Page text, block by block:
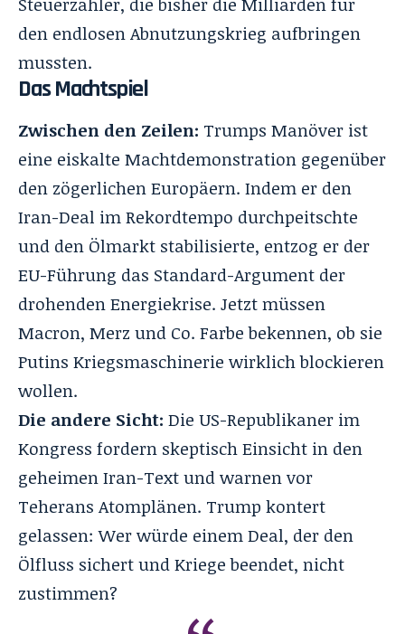
den endlosen Abnutzungskrieg aufbringen
mussten.
Das Machtspiel
Zwischen den Zeilen: Trumps Manöver ist
eine eiskalte Machtdemonstration gegenüber
den zögerlichen Europäern. Indem er den
Iran-Deal im Rekordtempo durchpeitschte
und den Ölmarkt stabilisierte, entzog er der
EU-Führung das Standard-Argument der
drohenden Energiekrise. Jetzt müssen
Macron, Merz und Co. Farbe bekennen, ob sie
Putins Kriegsmaschinerie wirklich blockieren
wollen.
Die andere Sicht: Die US-Republikaner im
Kongress fordern skeptisch Einsicht in den
geheimen Iran-Text und warnen vor
Teherans Atomplänen. Trump kontert
gelassen: Wer würde einem Deal, der den
Ölfluss sichert und Kriege beendet, nicht
zustimmen?